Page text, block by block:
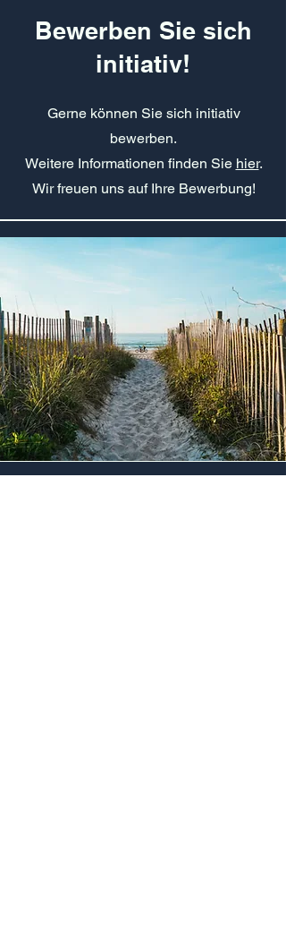
Bewerben Sie sich
initiativ!
Gerne können Sie sich initiativ
bewerben.
Weitere Informationen finden Sie hier.
Wir freuen uns auf Ihre Bewerbung!